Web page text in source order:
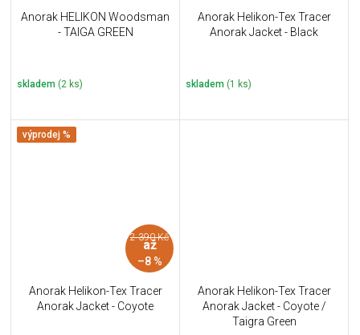
Anorak HELIKON Woodsman
- TAIGA GREEN
skladem (2 ks)
Anorak Helikon-Tex Tracer
Anorak Jacket - Black
skladem (1 ks)
výprodej %
2 390 Kč
až
–8 %
Anorak Helikon-Tex Tracer
Anorak Jacket - Coyote
Anorak Helikon-Tex Tracer
Anorak Jacket - Coyote /
Taigra Green